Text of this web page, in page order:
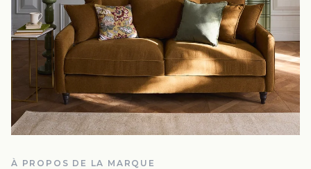
À PROPOS DE LA MARQUE